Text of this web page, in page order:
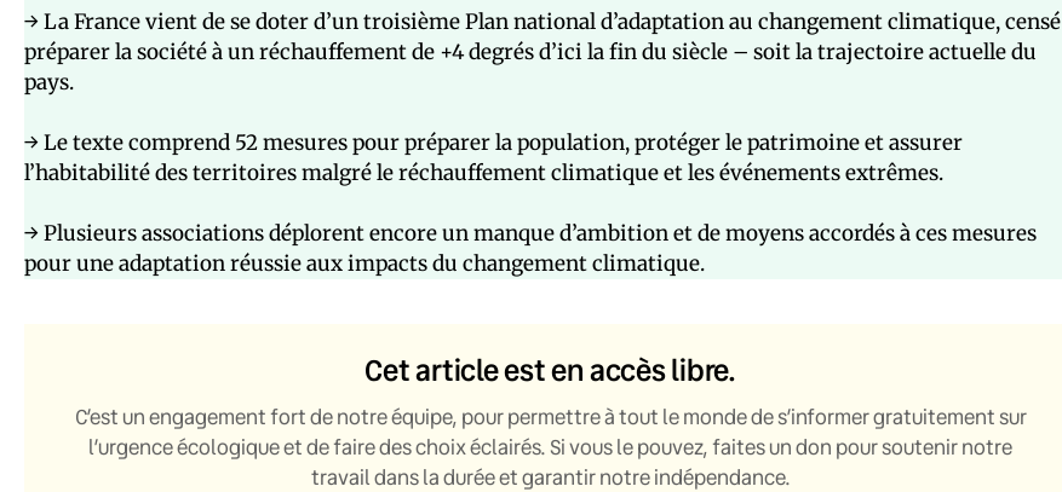
→ La France vient de se doter d’un troisième Plan national d’adaptation au changement climatique, censé
préparer la société à un réchauffement de +4 degrés d’ici la fin du siècle – soit la trajectoire actuelle du
pays.
→ Le texte comprend 52 mesures pour préparer la population, protéger le patrimoine et assurer
l’habitabilité des territoires malgré le réchauffement climatique et les événements extrêmes.
→ Plusieurs associations déplorent encore un manque d’ambition et de moyens accordés à ces mesures
pour une adaptation réussie aux impacts du changement climatique.
Cet article est en accès libre.
C’est un engagement fort de notre équipe, pour permettre à tout le monde de s’informer gratuitement sur
l’urgence écologique et de faire des choix éclairés. Si vous le pouvez, faites un don pour soutenir notre
travail dans la durée et garantir notre indépendance.